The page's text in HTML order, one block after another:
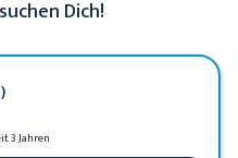
Dich!
3 Jahren